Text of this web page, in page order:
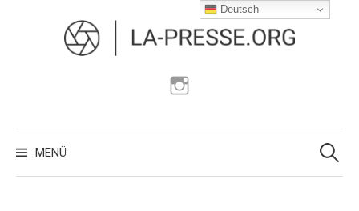
überspringen
MENÜ
Suchen
nach:
Deutsch